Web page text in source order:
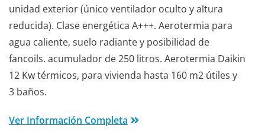
unidad exterior (único ventilador oculto y altura
reducida). Clase energética A+++. Aerotermia para
agua caliente, suelo radiante y posibilidad de
fancoils. acumulador de 250 litros. Aerotermia Daikin
12 Kw térmicos, para vivienda hasta 160 m2 útiles y
3 baños.
Ver Información Completa